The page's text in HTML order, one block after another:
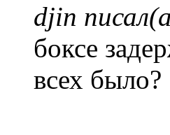
djin
боксе
всех было?